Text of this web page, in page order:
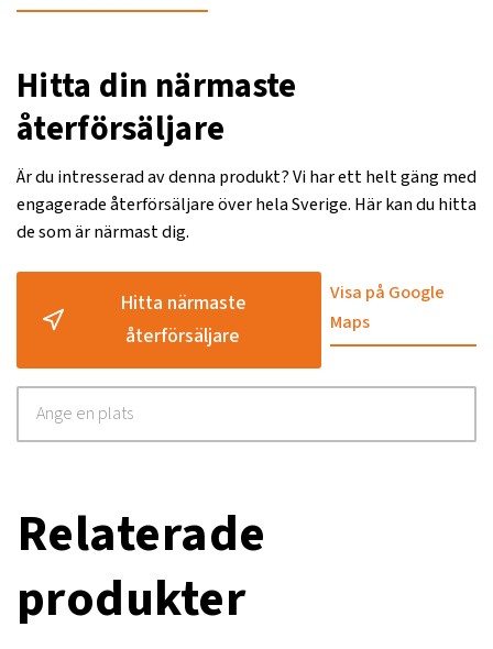
Hitta din närmaste
återförsäljare
Är du intresserad av denna produkt? Vi har ett helt gäng med
engagerade återförsäljare över hela Sverige. Här kan du hitta
de som är närmast dig.
Hitta närmaste
återförsäljare
Visa på Google
Maps
Relaterade
produkter